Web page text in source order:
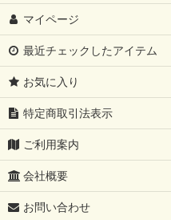
マイページ
最近チェックしたアイテム
お気に入り
特定商取引法表示
ご利用案内
会社概要
お問い合わせ